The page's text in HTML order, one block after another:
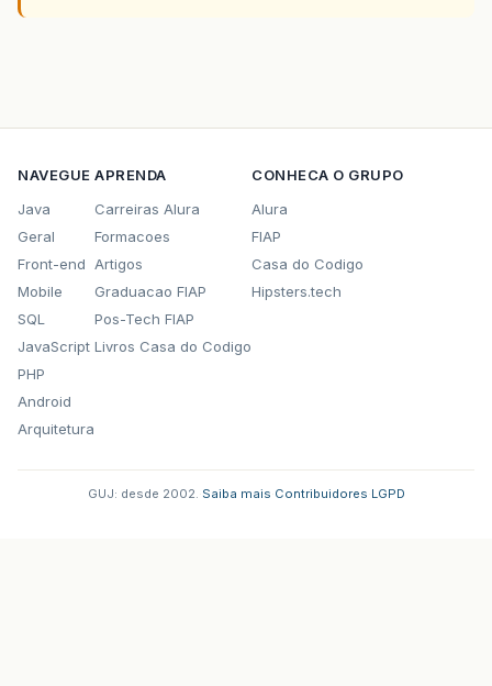
NAVEGUE
Java
Geral
Front-end
Mobile
SQL
JavaScript
PHP
Android
Arquitetura
APRENDA
Carreiras Alura
Formacoes
Artigos
Graduacao FIAP
Pos-Tech FIAP
Livros Casa do Codigo
CONHECA O GRUPO
Alura
FIAP
Casa do Codigo
Hipsters.tech
GUJ: desde 2002. Saiba mais Contribuidores LGPD